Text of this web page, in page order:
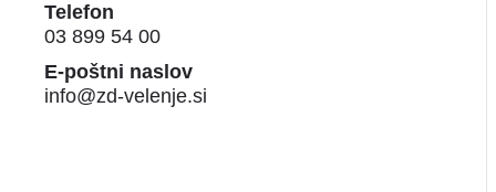
Telefon
03 899 54 00
E-poštni naslov
info@zd-velenje.si